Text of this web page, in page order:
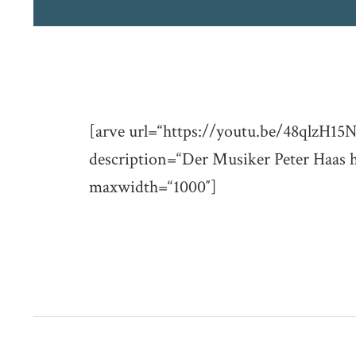
[arve url=“https://youtu.be/
description=“Der Musiker Peter Haas
maxwidth=“1000″]